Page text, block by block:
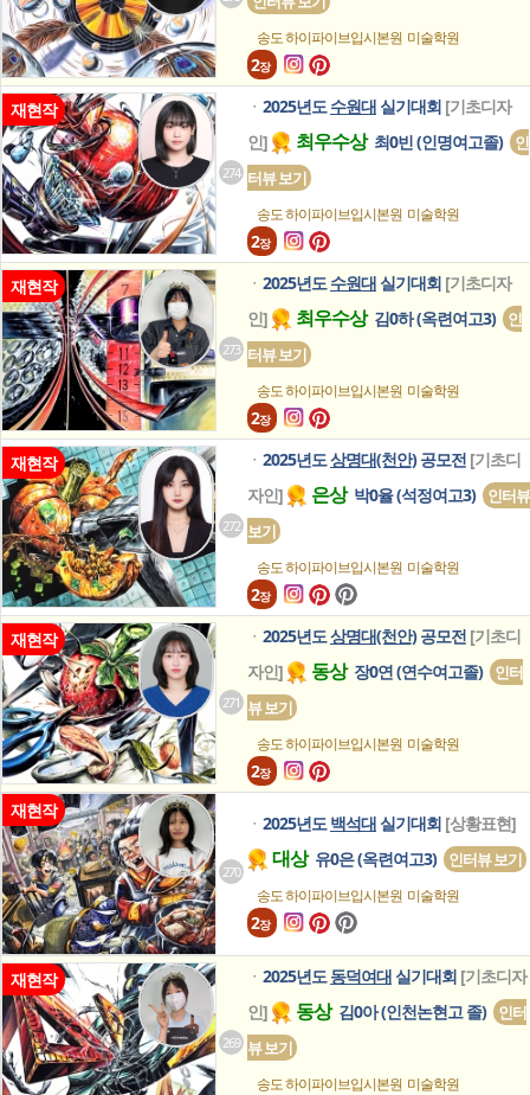
송도 하이파이브입시본원 미술학원
2장
재현작
274
ㆍ 2025년도 수원대 실기대회 [기초디자
인]
최우수상최0빈 (인명여고졸)
인
터뷰 보기
송도 하이파이브입시본원 미술학원
2장
재현작
273
ㆍ 2025년도 수원대 실기대회 [기초디자
인]
최우수상김0하 (옥련여고3)
인
터뷰 보기
송도 하이파이브입시본원 미술학원
2장
재현작
272
ㆍ 2025년도상명대(천안) 공모전 [기초디
자인]
은상박0율 (석정여고3)
인터뷰
보기
송도 하이파이브입시본원 미술학원
2장
재현작
271
ㆍ 2025년도상명대(천안) 공모전 [기초디
자인]
동상장0연 (연수여고졸)
인터
뷰 보기
송도 하이파이브입시본원 미술학원
2장
재현작
270
ㆍ 2025년도 백석대 실기대회 [상황표현]
대상유0은 (옥련여고3) 인터뷰 보기
송도 하이파이브입시본원 미술학원
2장
재현작
269
ㆍ 2025년도 동덕여대 실기대회 [기초디자
인]
동상김0아 (인천논현고 졸)
인터
뷰 보기
송도 하이파이브입시본원 미술학원